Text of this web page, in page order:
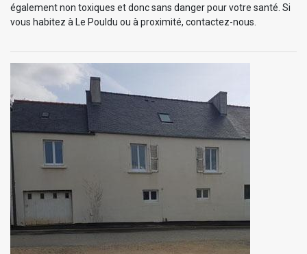
également non toxiques et donc sans danger pour votre santé. Si
vous habitez à Le Pouldu ou à proximité, contactez-nous.